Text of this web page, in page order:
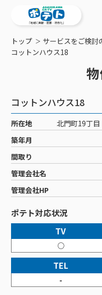
ご検討中の方
工事・配線について
新居をご検討中の方へ
ポテトを導入している
物件情報
特典・キャンペーン
おトクな割引サービス
ご加入中の方
ご加入中のサービス確認
WEBメール
サポートサービス
サポートサービスト
リモートコール
回線速度測定
接続・設定⽅法
訪問サポート＆サ
新着情報
メンテナンス・障害情
ポテトからのプレゼント
イベントカレンダー
講座のご案内
サービス案内
サービス案内
ケーブルテレビ
ケーブルテレビトップ
チャンネル紹介
料⾦プラン
NHK衛星受信料団体
機器⼀覧
インターネット
インターネットトッ
料⾦プラン
Wi-Fiサービス
ポテトホーム防犯カ
オプションサービス
インターネットギ
固定電話
固定電話トップ
基本料⾦・通話料⾦
オプションサービス
auスマートバリュー
auまとめトーク
ポテトスマートフォ
料⾦プラン
機種⼀覧
オプションサービス
でんき
でんきトップ
ポラリンでんき×ポ
ポテトでんき
暮らしを快適にするサ
暮らしを快適にす
ポテトライフメール
コミチャン
お困りの方はこちら
会社案内
メンテナンス
障害情報
トップ サービスをご検討
コットンハウス18
コットンハウス18
所在地
北門町19丁目
築年月
間取り
管理会社名
管理会社HP
ポテト対応状況
TV
○
TEL
-